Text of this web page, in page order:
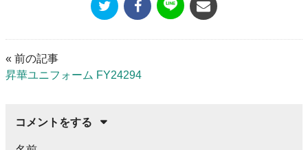
« 前の記事
昇華ユニフォーム FY24294
コメントをする